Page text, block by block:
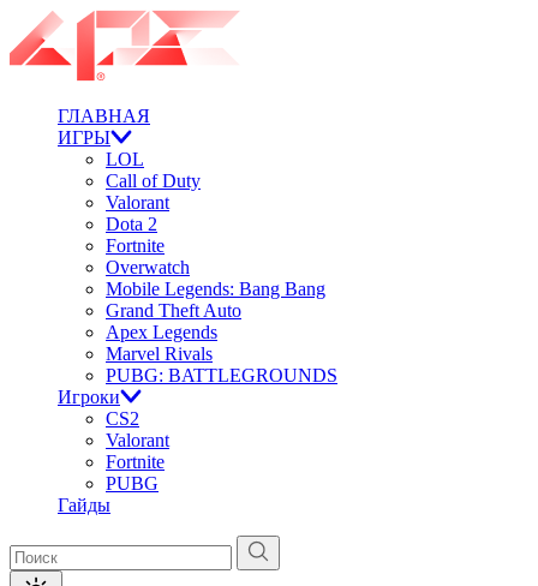
ГЛАВНАЯ
ИГРЫ
LOL
Call of Duty
Valorant
Dota 2
Fortnite
Overwatch
Mobile Legends: Bang Bang
Grand Theft Auto
Apex Legends
Marvel Rivals
PUBG: BATTLEGROUNDS
Игроки
CS2
Valorant
Fortnite
PUBG
Гайды